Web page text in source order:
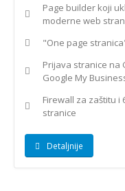
Page builder koji
moderne web
"One page
Prijava stranice na
Google My
Firewall za zaštitu i
stranice
Detaljnije